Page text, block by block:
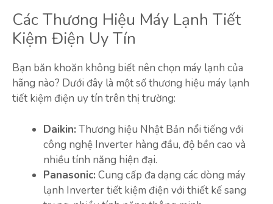
Các Thương Hiệu Máy Lạnh Tiết
Kiệm Điện Uy Tín
Bạn băn khoăn không biết nên chọn máy lạnh của
hãng nào? Dưới đây là một số thương hiệu máy lạnh
tiết kiệm điện uy tín trên thị trường:
Daikin: Thương hiệu Nhật Bản nổi tiếng với
công nghệ Inverter hàng đầu, độ bền cao và
nhiều tính năng hiện đại.
Panasonic: Cung cấp đa dạng các dòng máy
lạnh Inverter tiết kiệm điện với thiết kế sang